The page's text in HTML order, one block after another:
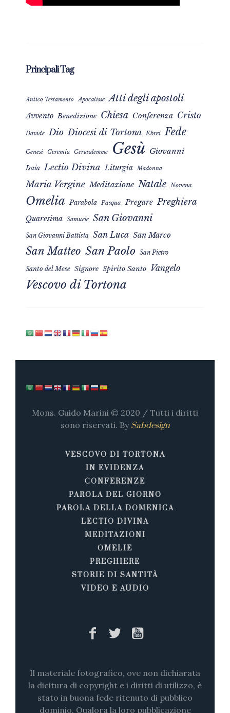
Principali Tag
Antico Testamento Apocalisse Atti degli apostoli
Avvento Benedizione Chiesa Conferenza Cristo
Davide Dio Diocesi di Tortona Ebrei Fede
Genesi Geremia Gerusalemme Gesù Giovanni
Isaia Lectio Divina Liturgia Madonna
Maria Vergine Meditazione Natale Novena
Omelia Parabola Pasqua Pregare Preghiera
Quaresima Samuele San Giovanni
San Giovanni Battista San Luca San Marco
San Matteo San Paolo San Pietro
Santo del Mese Signore Spirito Santo Vangelo
Vescovo di Tortona
Mons. Guido Marini © 2020 / Tutti i diritti
sono riservati. By Sabdesign
VESCOVO DI TORTONA
IN EVIDENZA
CONFERENZE
PAROLA DEL GIORNO
PAROLA DELLA DOMENICA
LECTIO DIVINA
MEDITAZIONI
OMELIE
PREGHIERE
STORIE DI SANTITÀ
VIDEO E AUDIO
Il materiale fotografico, ove non dichiarata
la dicitura di copyright e i diritti di utilizzo, è
stato in buona fede ritenuto di pubblico
dominio. Qualora la loro pubblicazione